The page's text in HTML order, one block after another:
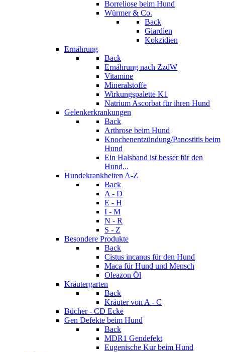
Borreliose beim Hund
Würmer & Co.
Back
Giardien
Kokzidien
Ernährung
Back
Ernährung nach ZzdW
Vitamine
Mineralstoffe
Wirkungspalette K1
Natrium Ascorbat für ihren Hund
Gelenkerkrankungen
Back
Arthrose beim Hund
Knochenentzündung/Panostitis beim
Hund
Ein Halsband ist besser für den
Hund...
Hundekrankheiten A-Z
Back
A - D
E - H
I - M
N - R
S - Z
Besondere Produkte
Back
Cistus incanus für den Hund
Maca für Hund und Mensch
Oleazon Öl
Kräutergarten
Back
Kräuter von A - C
Bücher - CD Ecke
Gen Defekte beim Hund
Back
MDR1 Gendefekt
Eugenische Kur beim Hund